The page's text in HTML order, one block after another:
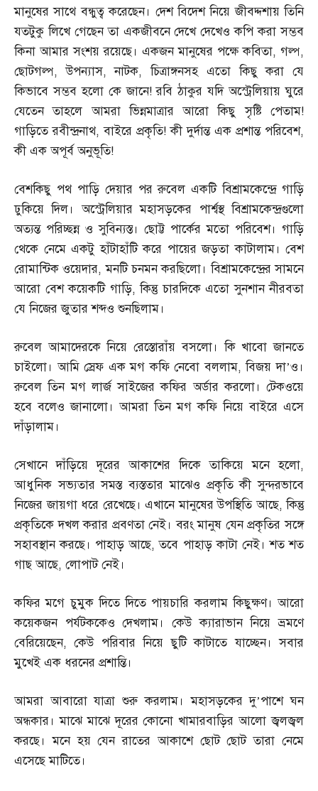
মানুষের সাথে বন্ধুত্ব করেছেন। দেশ বিদেশ নিয়ে জীবদ্দশায় তিনি
যতটুকু লিখে গেছেন তা একজীবনে দেখে দেখেও কপি করা সম্ভব
কিনা আমার সংশয় রয়েছে। একজন মানুষের পক্ষে কবিতা, গল্প,
ছোটগল্প,উপন্যাস,নাটক,চিত্রাঙ্গনসহ এতো কিছু করা যে
কিভাবে সম্ভব হলো কে জানে!রবি ঠাকুর যদি অস্ট্রেলিয়ায় ঘুরে
যেতেন তাহলে আমরা ভিন্নমাত্রার আরো কিছু সৃষ্টি পেতাম!
গাড়িতে রবীন্দ্রনাথ,বাইরে প্রকৃতি!কী দুর্দান্ত এক প্রশান্ত পরিবেশ,
কী এক অপূর্ব অনুভূতি!
বেশকিছু পথ পাড়ি দেয়ার পর রুবেল একটি বিশ্রামকেন্দ্রে গাড়ি
ঢুকিয়ে দিল। অস্ট্রেলিয়ার মহাসড়কের পার্শ্বস্থ বিশ্রামকেন্দ্রগুলো
অত্যন্ত পরিচ্ছন্ন ও সুবিন্যস্ত। ছোট্ট পার্কের মতো পরিবেশ। গাড়ি
থেকে নেমে একটু হাঁটাহাঁটি করে পায়ের জড়তা কাটালাম। বেশ
রোমান্টিক ওয়েদার,মনটি চনমন করছিলো। বিশ্রামকেন্দ্রের সামনে
আরো বেশ কয়েকটি গাড়ি,কিন্তু চারদিকে এতো সুনশান নীরবতা
যে নিজের জুতার শব্দও শুনছিলাম।
রুবেল আমাদেরকে নিয়ে রেস্তোরাঁয় বসলো। কি খাবো জানতে
চাইলো। আমি স্রেফ এক মগ কফি নেবো বললাম,বিজয় দা’ও।
রুবেল তিন মগ লার্জ সাইজের কফির অর্ডার করলো। টেকওয়ে
হবে বলেও জানালো। আমরা তিন মগ কফি নিয়ে বাইরে এসে
দাঁড়ালাম।
সেখানে দাঁড়িয়ে দূরের আকাশের দিকে তাকিয়ে মনে হলো,
আধুনিক সভ্যতার সমস্ত ব্যস্ততার মাঝেও প্রকৃতি কী সুন্দরভাবে
নিজের জায়গা ধরে রেখেছে। এখানে মানুষের উপস্থিতি আছে,কিন্তু
প্রকৃতিকে দখল করার প্রবণতা নেই। বরং মানুষ যেন প্রকৃতির সঙ্গে
সহাবস্থান করছে। পাহাড় আছে,তবে পাহাড় কাটা নেই। শত শত
গাছ আছে, লোপাট নেই।
কফির মগে চুমুক দিতে দিতে পায়চারি করলাম কিছুক্ষণ। আরো
কয়েকজন পর্যটককেও দেখলাম। কেউ ক্যারাভান নিয়ে ভ্রমণে
বেরিয়েছেন,কেউ পরিবার নিয়ে ছুটি কাটাতে যাচ্ছেন। সবার
মুখেই এক ধরনের প্রশান্তি।
আমরা আবারো যাত্রা শুরু করলাম। মহাসড়কের দু’পাশে ঘন
অন্ধকার। মাঝে মাঝে দূরের কোনো খামারবাড়ির আলো জ্বলজ্বল
করছে। মনে হয় যেন রাতের আকাশে ছোট ছোট তারা নেমে
এসেছে মাটিতে।